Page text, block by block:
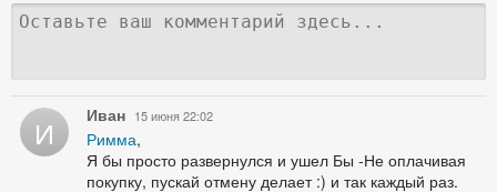
И Иван 15 июня 22:02
Римма,
Я бы просто развернулся и ушел Бы -Не оплачивая
покупку, пускай отмену делает :) и так каждый раз.